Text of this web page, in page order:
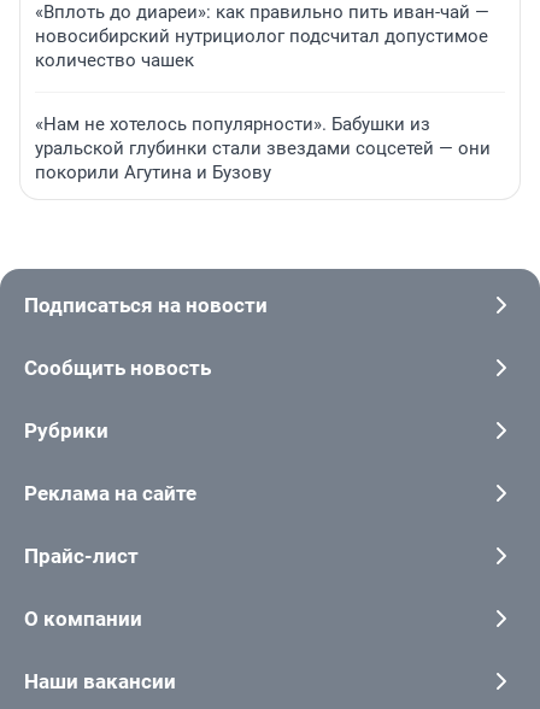
«Вплоть до диареи»: как правильно пить иван-чай —
новосибирский нутрициолог подсчитал допустимое
количество чашек
«Нам не хотелось популярности». Бабушки из
уральской глубинки стали звездами соцсетей — они
покорили Агутина и Бузову
Подписаться на новости
Сообщить новость
Рубрики
Реклама на сайте
Прайс-лист
О компании
Наши вакансии